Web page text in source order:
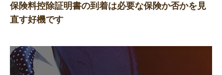
保険料控除証明書の到着は必要な保険か否かを見
直す好機です